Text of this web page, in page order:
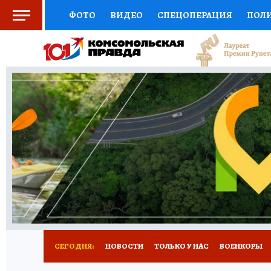
ФОТО ВИДЕО СПЕЦОПЕРАЦИЯ
СОЦПОДДЕРЖКА НАУКА СПОРТ
ВЫБОР ЭКСПЕРТОВ ДОКТОР
КНИЖНАЯ ПОЛКА ПРОГНОЗЫ НА СПОРТ
ПРЕСС-ЦЕНТР НЕДВИЖИМОСТЬ
РАДИО КП РЕКЛАМА ОБЪЯВЛЕНИЯ
СЕГОДНЯ: НОВОСТИ ТОЛЬКО У НАС ВОЕНКОРЫ